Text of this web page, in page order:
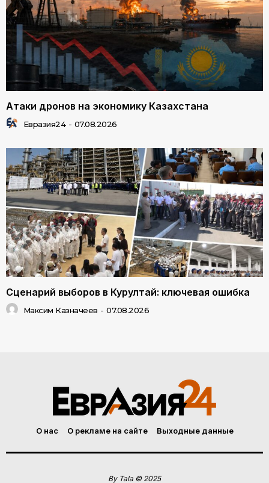
Атаки дронов на экономику Казахстана
Евразия24 - 07.08.2026
Сценарий выборов в Курултай: ключевая ошибка
Максим Казначеев - 07.08.2026
О нас О рекламе на сайте Выходные данные
By Tala © 2025